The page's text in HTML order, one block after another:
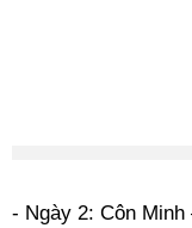
- Ngày 2: Côn